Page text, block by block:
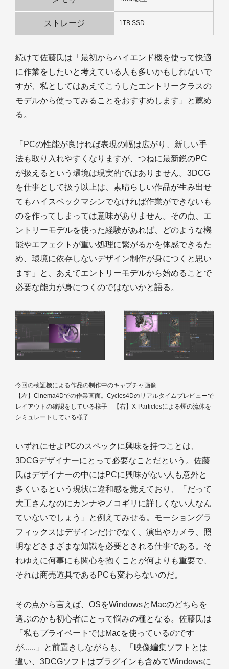
ストレージ 1TB SSD
続けて佐藤氏は「最初からハイエンド機を使って快適
に作業をしたいと考えている人も多いかもしれないで
すが、私としてはあえてこうしたエントリークラスの
モデルから使ってみることをおすすめします」と薦め
る。
「PCの性能が良ければ表現の幅は広がり、新しい手
法も取り入れやすくなりますが、つねに最新鋭のPC
が扱えるという環境は現実的ではありません。3DCG
を仕事として扱う以上は、素晴らしい作品が生み出せ
てもハイスペックマシンでなければ作業ができないも
のを作ってしまっては意味がありません。その点、エ
ントリーモデルを使った経験があれば、どのような機
能やエフェクトが重い処理に繋がるかを体感できるた
め、環境に依存しないデザイン制作が身につくと思い
ます」と、あえてエントリーモデルから始めることで
必要な能力が身につくのではないかと語る。
今回の検証機による作品の制作中のキャプチャ画像
【左】Cinema4Dでの作業画面。Cycles4Dのリアルタイムプレビューで
レイアウトの確認をしている様子 【右】X-Particlesによる煙の流体を
シミュレートしている様子
いずれにせよPCのスペックに興味を持つことは、
3DCGデザイナーにとって必要なことだという。佐藤
氏はデザイナーの中にはPCに興味がない人も意外と
多くいるという現状に違和感を覚えており、「だって
大工さんなのにカンナやノコギリに詳しくない人なん
ていないでしょう」と例えてみせる。モーショングラ
フィックスはデザインだけでなく、演出やカメラ、照
明などさまざまな知識を必要とされる仕事である。そ
れゆえに何事にも関心を抱くことが何よりも重要で、
それは商売道具であるPCも変わらないのだ。
その点から言えば、OSをWindowsとMacのどちらを
選ぶのかも初心者にとって悩みの種となる。佐藤氏は
「私もプライベートではMacを使っているのです
が......」と前置きしながらも、「映像編集ソフトとは
違い、3DCGソフトはプラグインも含めてWindowsに